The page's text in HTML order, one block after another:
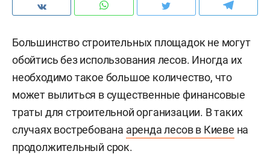
Большинство строительных площадок не могут
обойтись без использования лесов. Иногда их
необходимо такое большое количество, что
может вылиться в существенные финансовые
траты для строительной организации. В таких
случаях востребована аренда лесов в Киеве на
продолжительный срок.